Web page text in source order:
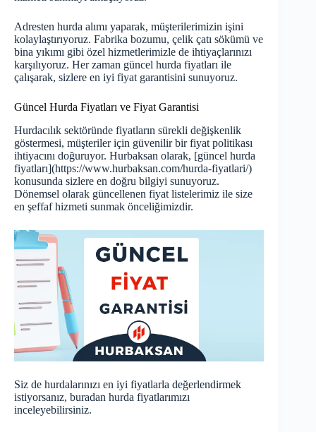
Adresten hurda alımı yaparak, müşterilerimizin işini
kolaylaştırıyoruz. Fabrika bozumu, çelik çatı sökümü ve
bina yıkımı gibi özel hizmetlerimizle de ihtiyaçlarınızı
karşılıyoruz. Her zaman güncel hurda fiyatları ile
çalışarak, sizlere en iyi fiyat garantisini sunuyoruz.
Güncel Hurda Fiyatları ve Fiyat Garantisi
Hurdacılık sektöründe fiyatların sürekli değişkenlik
göstermesi, müşteriler için güvenilir bir fiyat politikası
ihtiyacını doğuruyor. Hurbaksan olarak, [güncel hurda
fiyatları](https://www.hurbaksan.com/hurda-fiyatlari/)
konusunda sizlere en doğru bilgiyi sunuyoruz.
Dönemsel olarak güncellenen fiyat listelerimiz ile size
en şeffaf hizmeti sunmak önceliğimizdir.
Siz de hurdalarınızı en iyi fiyatlarla değerlendirmek
istiyorsanız, buradan hurda fiyatlarımızı
inceleyebilirsiniz.